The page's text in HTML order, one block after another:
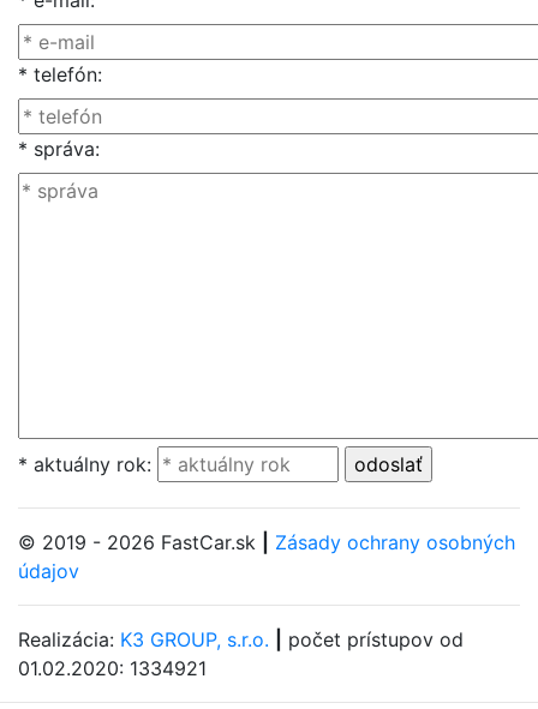
* telefón:
* správa:
* aktuálny rok:
© 2019 - 2026 FastCar.sk
Zásady ochrany osobných
údajov
Realizácia: K3 GROUP, s.r.o.
počet prístupov od
01.02.2020: 1334921